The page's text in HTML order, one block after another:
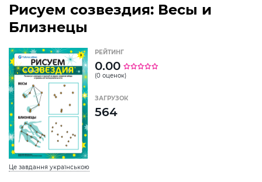
Рисуем созвездия: Весы и
Близнецы
Це завдання українською
РЕЙТИНГ
0.00
(0 оценок)
ЗАГРУЗОК
564